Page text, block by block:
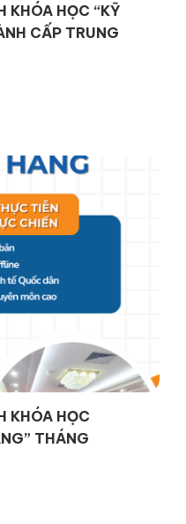
KHÓA HỌC “KỸ
CẤP TRUNG
KHÓA HỌC
THÁNG